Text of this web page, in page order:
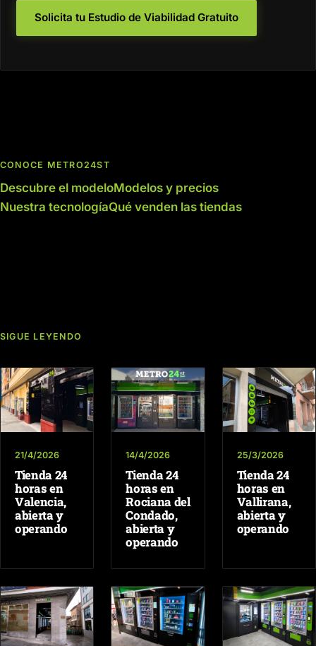
Solicita tu Estudio de Viabilidad Gratuito
CONOCE METRO24ST
Descubre el modeloModelos y precios
Nuestra tecnologíaQué venden las tiendas
SIGUE LEYENDO
21/4/2026
Tienda 24
horas en
Valencia,
abierta y
operando
14/4/2026
Tienda 24
horas en
Rociana del
Condado,
abierta y
operando
25/3/2026
Tienda 24
horas en
Vallirana,
abierta y
operando